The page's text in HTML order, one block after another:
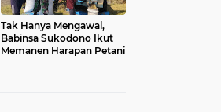
Tak Hanya Mengawal,
Babinsa Sukodono Ikut
Memanen Harapan Petani